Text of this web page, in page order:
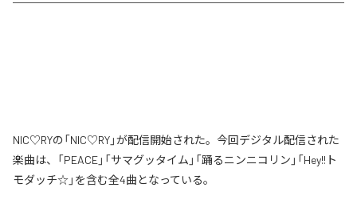
NIC♡RYの「NIC♡RY」が配信開始された。今回デジタル配信された
楽曲は、「PEACE」「サマグッタイム」「踊るニンニコリン」「Hey!!ト
モダッチ☆」を含む全4曲となっている。